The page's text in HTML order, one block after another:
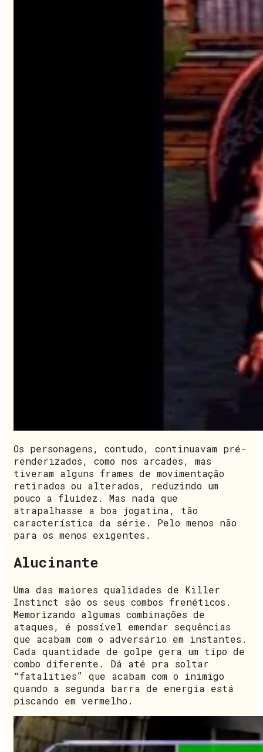
Os personagens, contudo, continuavam pré-
renderizados, como nos arcades, mas
tiveram alguns frames de movimentação
retirados ou alterados, reduzindo um
pouco a fluidez. Mas nada que
atrapalhasse a boa jogatina, tão
característica da série. Pelo menos não
para os menos exigentes.
Alucinante
Uma das maiores qualidades de Killer
Instinct são os seus combos frenéticos.
Memorizando algumas combinações de
ataques, é possível emendar sequências
que acabam com o adversário em instantes.
Cada quantidade de golpe gera um tipo de
combo diferente. Dá até pra soltar
“fatalities” que acabam com o inimigo
quando a segunda barra de energia está
piscando em vermelho.